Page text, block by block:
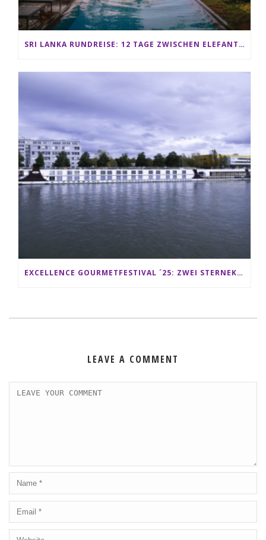
SRI LANKA RUNDREISE: 12 TAGE ZWISCHEN ELEFANTEN, TEEPLANTAGEN & STRAND ALS FAMILIE
EXCELLENCE GOURMETFESTIVAL ´25: ZWEI STERNEKÖCHE ANTONIO GUIDA & DARIO MORESCO VERWÖHNEN IHRE GÄSTE AUF EINER LUXERIÖSEN SCHIFFSREISE
LEAVE A COMMENT